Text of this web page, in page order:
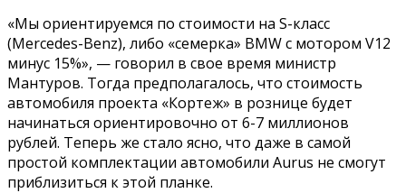
«Мы ориентируемся по стоимости на S-класс
(Mercedes-Benz), либо «семерка» BMW с мотором V12
минус 15%», — говорил в свое время министр
Мантуров. Тогда предполагалось, что стоимость
автомобиля проекта «Кортеж» в рознице будет
начинаться ориентировочно от 6-7 миллионов
рублей. Теперь же стало ясно, что даже в самой
простой комплектации автомобили Aurus не смогут
приблизиться к этой планке.